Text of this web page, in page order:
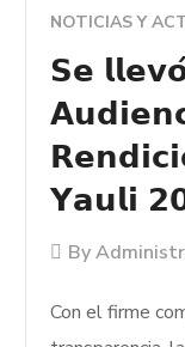
NOTICIAS Y
𝗦𝗲
𝗬𝗮𝘂𝗹𝗶
By
Con el firme